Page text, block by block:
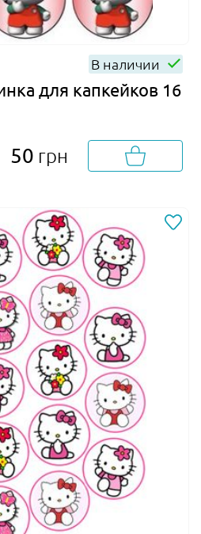
В наличии
для капкейков 16
50 грн